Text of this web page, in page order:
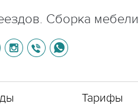
Сборка
Тарифы